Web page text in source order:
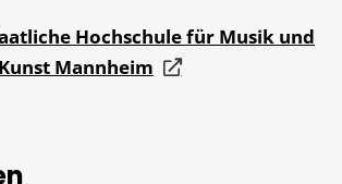
Hochschule für Musik und
Mannheim